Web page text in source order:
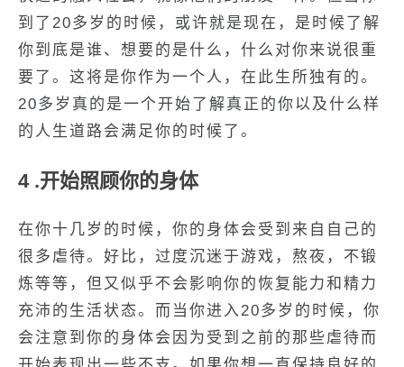
到了20多岁的时候，或许就是现在，是时候了解
你到底是谁、想要的是什么，什么对你来说很重
要了。这将是你作为一个人，在此生所独有的。
20多岁真的是一个开始了解真正的你以及什么样
的人生道路会满足你的时候了。
4 .开始照顾你的身体
在你十几岁的时候，你的身体会受到来自自己的
很多虐待。好比，过度沉迷于游戏，熬夜，不锻
炼等等，但又似乎不会影响你的恢复能力和精力
充沛的生活状态。而当你进入20多岁的时候，你
会注意到你的身体会因为受到之前的那些虐待而